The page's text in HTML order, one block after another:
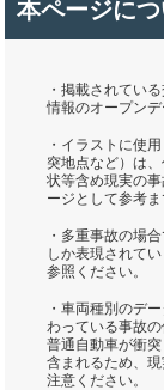
本ページに
・掲載されてい
情報のオープン
・イラストに使
突地点など）は
状等含め現実の
ージとして参考ま
・多重事故の場
しか表現されて
参照ください。
・車両種別のデ
わっている事故
普通自動車が衝
含まれるため、
注意ください。